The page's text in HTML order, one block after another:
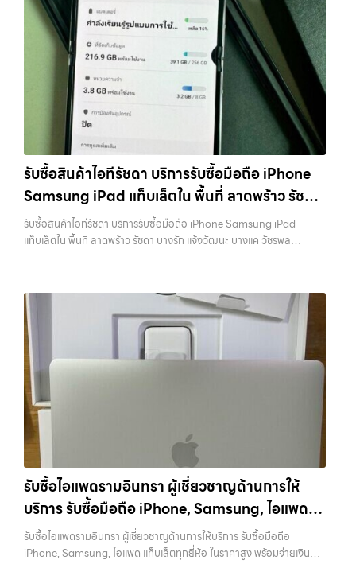
รับซื้อสินค้าไอทีรัชดา บริการรับซื้อมือถือ iPhone
Samsung iPad แท็บเล็ตใน พื้นที่ ลาดพร้าว รัชดา
บางรัก แจ้งวัฒนะ บางแค วัชรพล รามอินทรา
พร้อมจ่ายเงินทันที
รับซื้อสินค้าไอทีรัชดา บริการรับซื้อมือถือ iPhone Samsung iPad
แท็บเล็ตใน พื้นที่ ลาดพร้าว รัชดา บางรัก แจ้งวัฒนะ บางแค วัชรพล
ดา บางรัก แจ้งวัฒนะ บางแค วัชรพล รามอินทรา รับซื้อสินค้าไอทีรัชดา —
บริการรับซื้อมือถือ iPhone Samsung iPad แท็บเล็ตใน พื้นที่ ลาดพร้าว
รัชดา บางรัก แจ้งวัฒนะ บางแค วัชรพล รามอินทรา พร้อมจ่ายเงินทันที รับ
ซื้อสินค้าไอทีรัชดา บริการรับซื้อมือถือ iPhone Samsung iPad แท็บเล็ต
ใน พื้นที่ ลาดพร้าว รัชดา บางรัก แจ้งวัฒนะ บางแค วัชรพล รามอินทรา…
รับซื้อสินค้าไอทีรัชดา รับซื้อ iPhone ทุกรุ่น ให้ราคาสูง พร้อมจ่ายเงินทันที
ประสบการณ์เหนือระดับกับการ รับซื้อไอโฟน, รับซื้อไอแพด, รับซื้อมือถือ
ยินดีต้อนรับสู่ “รับซื้อขายมือถือ.com” เว็บไซต์ที่คุณไว้วางใจได้ สำหรับ
บริการ รับซื้อ มือถือ iPhone, Samsung, iPad, แท็บเล็ต ทุกยี่ห้อ ให้ราคา
สูง พร้อมจ่ายเงินทันที ครอบคลุมพื้นที่ ลาดพร้าว, รัชดา, บางรัก,
แจ้งวัฒนะ, บางแค, วัชรพล, รามอินทรา และเขตกรุงเทพฯ ใกล้ “ใกล้ ฉัน”
ที่สุด ในยุคที่สมาร์ทโฟน แท็บเล็ต และอุปกรณ์ไอทีใหม่ๆ เปลี่ยนรุ่นกันแทบ
ทุกช่วงเวลา อุปกรณ์ที่คุณใช้แล้วอาจกลายเป็นของที่ไม่ได้ใช้งานอยู่เฉยๆ
เว็บไซต์ของเราจึงเกิดขึ้นเพื่อเป็นทางเลือกให้คุณสามารถเปลี่ยนอุปกรณ์ที่
ไม่ใช้แล้วให้กลายเป็นเงินสดได้ทันที ด้วยบริการ รับซื้อไอโฟน, รับซื้อไอแพด,
รับซื้อมือถือ, รับซื้อโทรศัพท์, รับซื้อโน๊ตบุ๊ค, รับซื้อแท็บเล็ต, รับซื้อสินค้าไอที
กรุงเทพมหานคร อย่างครบวงจร ไม่ว่าคุณจะอยู่โซนเมืองหรือเขตชานเมือง
รับซื้อไอแพดรามอินทรา ผู้เชี่ยวชาญด้านการให้
บริการ รับซื้อมือถือ iPhone, Samsung, ไอแพด
แท็บเล็ตทุกยี่ห้อ ในราคาสูง พร้อมจ่ายเงินทันที
รับซื้อไอแพดรามอินทรา ผู้เชี่ยวชาญด้านการให้บริการ รับซื้อมือถือ
iPhone, Samsung, ไอแพด แท็บเล็ตทุกยี่ห้อ ในราคาสูง พร้อมจ่ายเงิน